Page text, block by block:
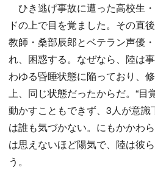
ひき逃げ事故に遭った高校生
ドの上で目を覚ました。その直
教師・桑部辰郎とベテラン声優
れ、困惑する。なぜなら、陸は
わゆる昏睡状態に陥っており、
上、同じ状態だったからだ。“目
動かすこともできず、3人が意識
は誰も気づかない。にもかかわ
は思えないほど陽気で、陸は彼
う。